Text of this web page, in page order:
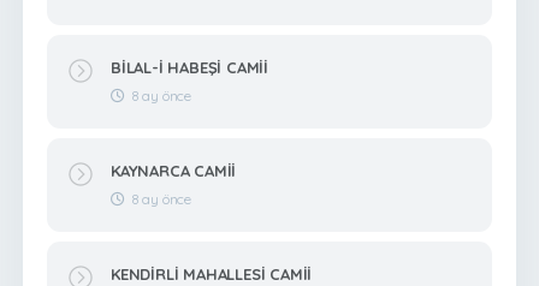
BİLAL-İ HABEŞİ CAMİİ
8 ay önce
KAYNARCA CAMİİ
8 ay önce
KENDİRLİ MAHALLESİ CAMİİ